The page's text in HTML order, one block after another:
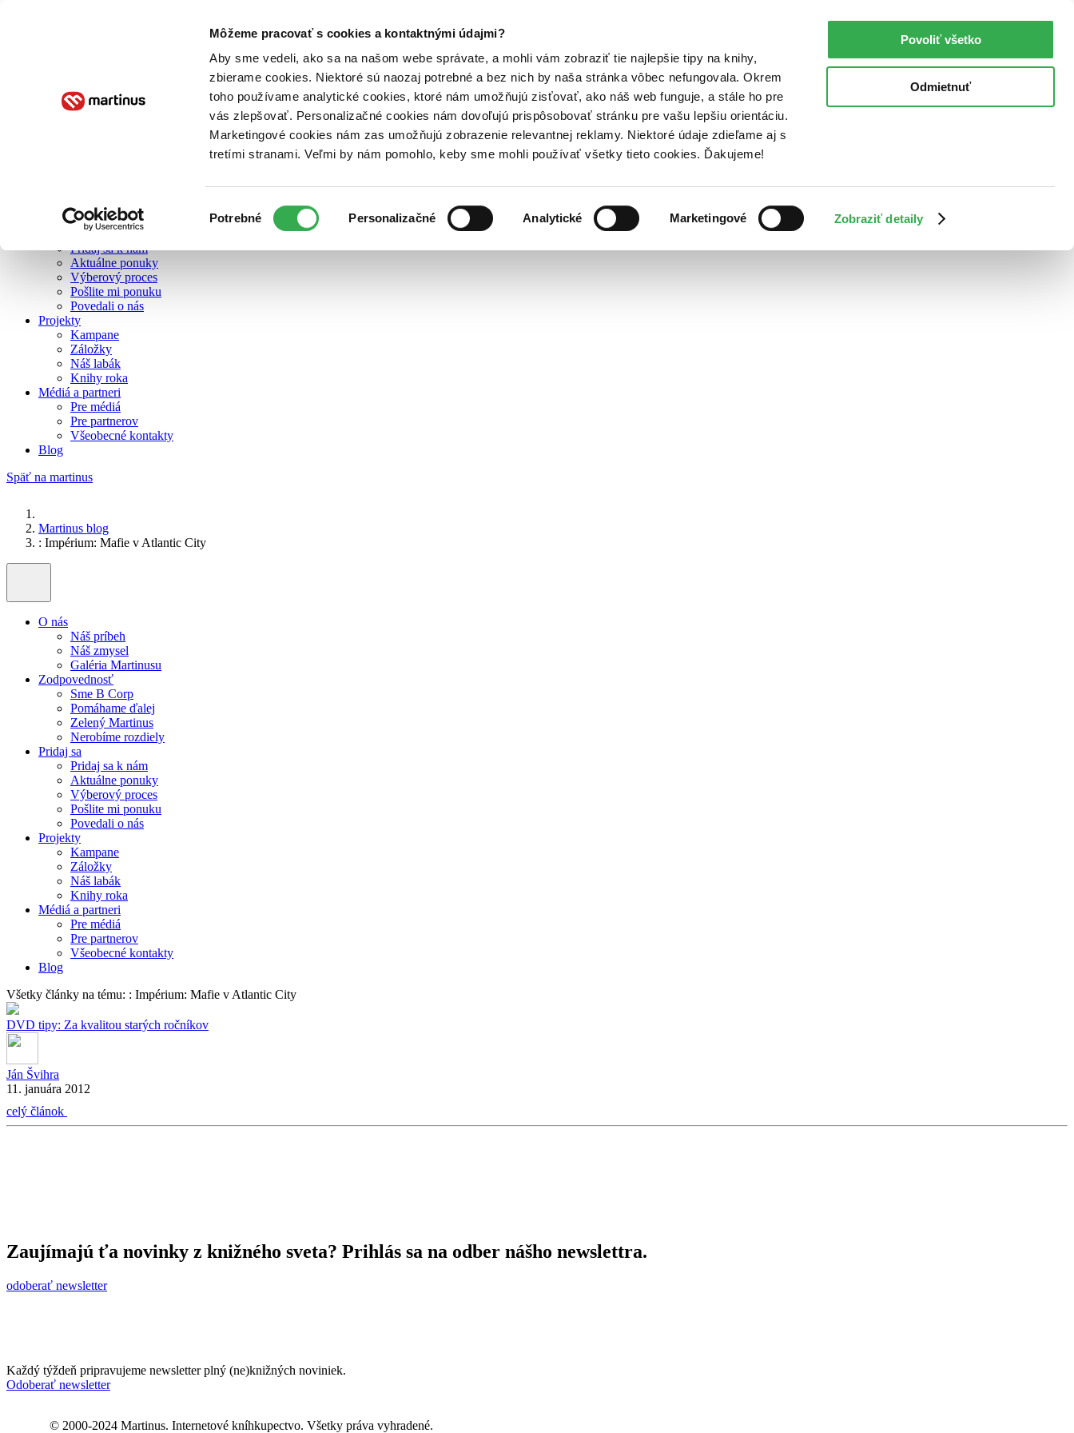
Môžeme pracovať s cookies a kontaktnými údajmi?
Aby sme vedeli, ako sa na našom webe správate, a mohli vám zobraziť tie najlepšie tipy na knihy,
zbierame cookies. Niektoré sú naozaj potrebné a bez nich by naša stránka vôbec nefungovala. Okrem
toho používame analytické cookies, ktoré nám umožňujú zisťovať, ako náš web funguje, a stále ho pre
vás zlepšovať. Personalizačné cookies nám dovoľujú prispôsobovať stránku pre vašu lepšiu orientáciu.
Marketingové cookies nám zas umožňujú zobrazenie relevantnej reklamy. Niektoré údaje zdieľame aj s
tretími stranami. Veľmi by nám pomohlo, keby sme mohli používať všetky tieto cookies. Ďakujeme!
súhlasu
Potrebné Personalizačné Analytické Marketingové Zobraziť detaily
Povoliť všetko
Odmietnuť
O nás
Zelený Martinus
Nerobíme rozdiely
Pridaj sa k nám
Aktuálne ponuky
Výberový proces
Pošlite mi ponuku
Povedali o nás
Projekty
Kampane
Záložky
Náš labák
Knihy roka
Médiá a partneri
Pre médiá
Pre partnerov
Všeobecné kontakty
Blog
Späť na martinus
Martinus blog
: Impérium: Mafie v Atlantic City
O nás
Náš príbeh
Náš zmysel
Galéria Martinusu
Zodpovednosť
Sme B Corp
Pomáhame ďalej
Zelený Martinus
Nerobíme rozdiely
Pridaj sa
Pridaj sa k nám
Aktuálne ponuky
Výberový proces
Pošlite mi ponuku
Povedali o nás
Projekty
Kampane
Záložky
Náš labák
Knihy roka
Médiá a partneri
Pre médiá
Pre partnerov
Všeobecné kontakty
Blog
Všetky články na tému: : Impérium: Mafie v Atlantic City
DVD tipy: Za kvalitou starých ročníkov
Ján Švihra
11. januára 2012
celý článok
Zaujímajú ťa novinky z knižného sveta? Prihlás sa na odber nášho newslettra.
odoberať newsletter
Každý týždeň pripravujeme newsletter plný (ne)knižných noviniek.
Odoberať newsletter
© 2000-2024 Martinus. Internetové kníhkupectvo. Všetky práva vyhradené.